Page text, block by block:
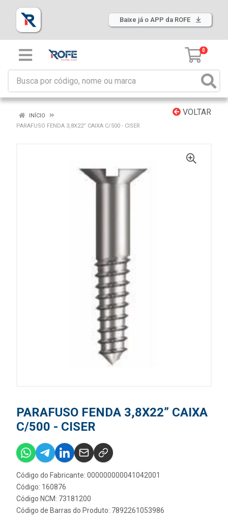
Baixe já o APP da ROFE
0
VOLTAR
INÍCIO
PARAFUSO FENDA 3,8X22” CAIXA C/500 - CISER
PARAFUSO FENDA 3,8X22” CAIXA
C/500 - CISER
Código do Fabricante: 000000000041042001
Código: 160876
Código NCM: 73181200
Código de Barras do Produto: 7892261053986